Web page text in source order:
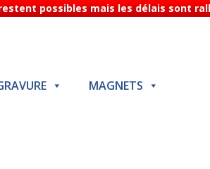
possibles mais les délais sont
MAGNETS